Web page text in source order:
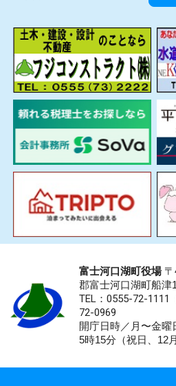
富士河口湖町役場〒
郡富士河口湖町船津
TEL：0555-72-1111
72-0969
開庁日時／月〜金
5時15分（祝日、12